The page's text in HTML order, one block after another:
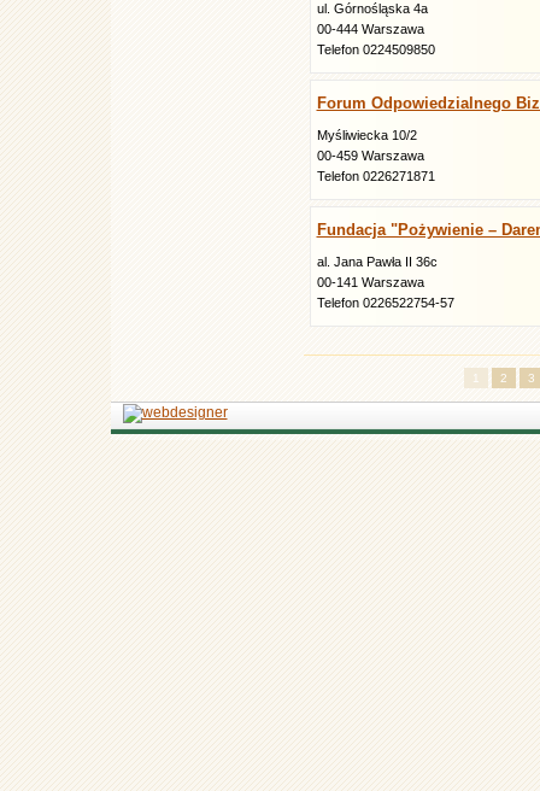
ul. Górnośląska 4a
00-444 Warszawa
Telefon 0224509850
Forum Odpowiedzialnego
Myśliwiecka 10/2
00-459 Warszawa
Telefon 0226271871
Fundacja "Pożywienie –
al. Jana Pawła II 36c
00-141 Warszawa
Telefon 0226522754-57
1 2 3